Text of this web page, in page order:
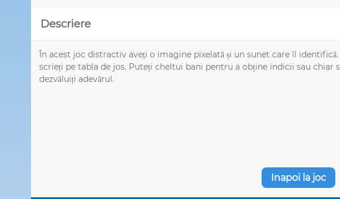
Descriere
În acest joc distractiv aveți o imagine pixelată și un sunet care îl identifică.
scrieți pe tabla de jos. Puteți cheltui bani pentru a obține indicii sau chiar
dezvăluiți adevărul.
Inapoi la joc